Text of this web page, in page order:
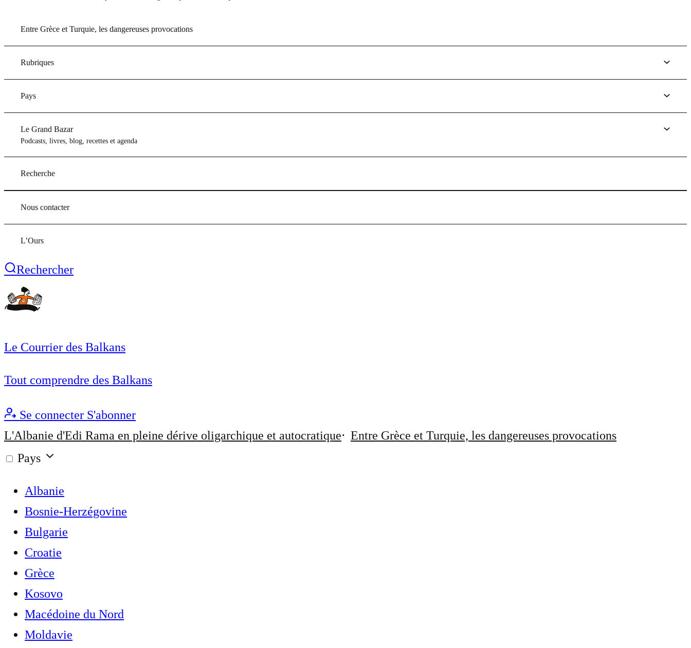
Entre Grèce et Turquie, les dangereuses provocations
Rubriques
Pays
Le Grand Bazar
Podcasts, livres, blog, recettes et agenda
Recherche
Nous contacter
L’Ours
Rechercher
Le Courrier des Balkans
Tout comprendre des Balkans
Se connecter S'abonner
L'Albanie d'Edi Rama en pleine dérive oligarchique et autocratique
Entre Grèce et Turquie, les dangereuses provocations
Pays
Albanie
Bosnie-Herzégovine
Bulgarie
Croatie
Grèce
Kosovo
Macédoine du Nord
Moldavie